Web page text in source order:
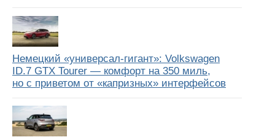
Немецкий «универсал-гигант»: Volkswagen
ID.7 GTX Tourer — комфорт на 350 миль,
но с приветом от «капризных» интерфейсов